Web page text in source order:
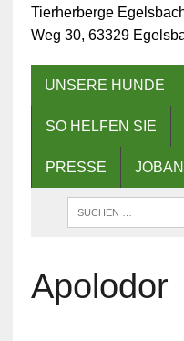
Tierherberge
Weg 30, 63329
UNSERE HUNDE
SO HELFEN SIE
PRESSE
Apolodor